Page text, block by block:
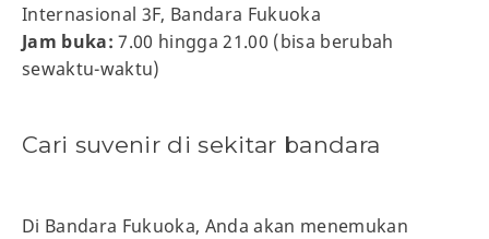
Internasional 3F, Bandara Fukuoka
Jam buka: 7.00 hingga 21.00 (bisa berubah
sewaktu-waktu)
Cari suvenir di sekitar bandara
Di Bandara Fukuoka, Anda akan menemukan